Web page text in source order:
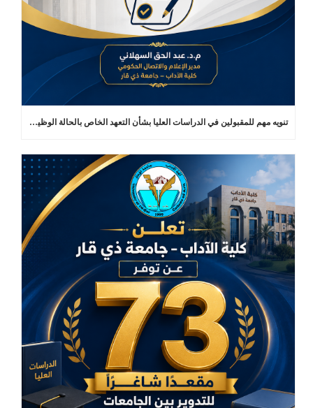
تنويه مهم للمقبولين في الدراسات العليا بشأن التعهد الخاص بالحالة الوظيفية